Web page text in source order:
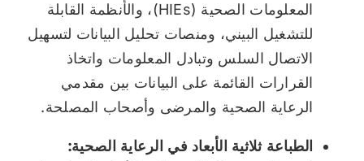
المعلومات الصحية (HIEs)، والأنظمة القابلة
للتشغيل البيني، ومنصات تحليل البيانات لتسهيل
الاتصال السلس وتبادل المعلومات واتخاذ
القرارات القائمة على البيانات بين مقدمي
الرعاية الصحية والمرضى وأصحاب المصلحة.
الطباعة ثلاثية الأبعاد في الرعاية الصحية: